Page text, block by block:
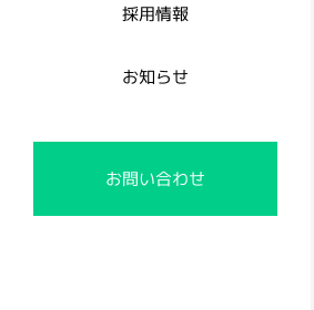
採用情報
お知らせ
お問い合わせ